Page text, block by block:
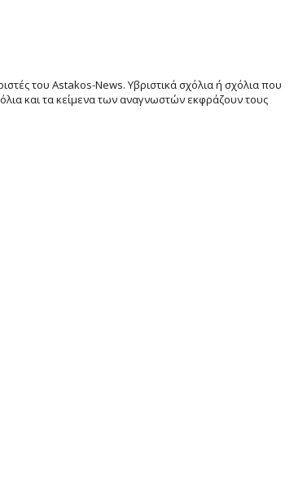
του Astakos-News. Υβριστικά σχόλια ή σχόλια που
και τα κείμενα των αναγνωστών εκφράζουν τους